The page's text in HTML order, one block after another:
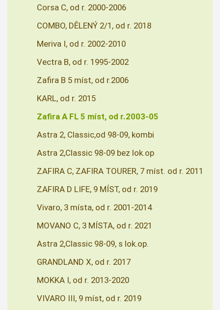
Corsa C, od r. 2000-2006
COMBO, DĚLENÝ 2/1, od r. 2018
Meriva I, od r. 2002-2010
Vectra B, od r. 1995-2002
Zafira B 5 míst, od r.2006
KARL, od r. 2015
Zafira A FL 5 míst, od r.2003-05
Astra 2, Classic,od 98-09, kombi
Astra 2,Classic 98-09 bez lok.op
ZAFIRA C, ZAFIRA TOURER, 7 míst. od r. 2011
ZAFIRA D LIFE, 9 MÍST, od r. 2019
Vivaro, 3 místa, od r. 2001-2014
MOVANO C, 3 MÍSTA, od r. 2021
Astra 2,Classic 98-09, s lok.op.
GRANDLAND X, od r. 2017
MOKKA I, od r. 2013-2020
VIVARO III, 9 míst, od r. 2019